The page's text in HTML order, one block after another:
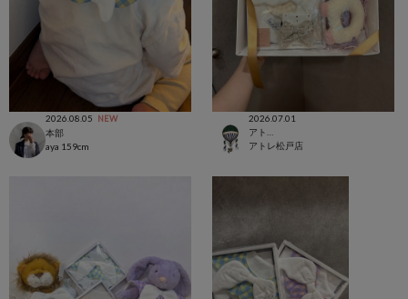
2026.08.05 NEW
本部
aya 159cm
2026.07.01
アトレ松戸店